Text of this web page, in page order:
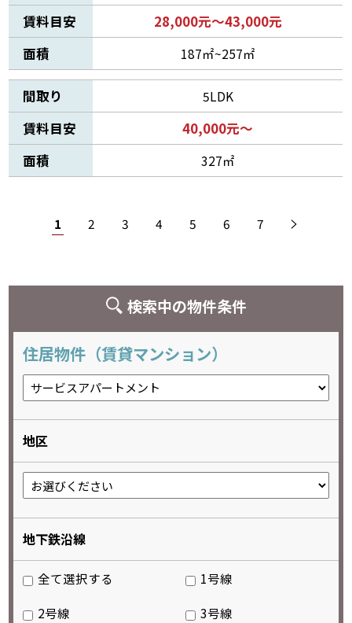
賃料目安
28,000元～43,000元
面積
187㎡~257㎡
間取り 5LDK
賃料目安
40,000元～
面積
327㎡
1 2 3 4 5 6 7
検索中の物件条件
住居物件（賃貸マンション）
地区
地下鉄沿線
全て選択する
1号線
2号線
3号線